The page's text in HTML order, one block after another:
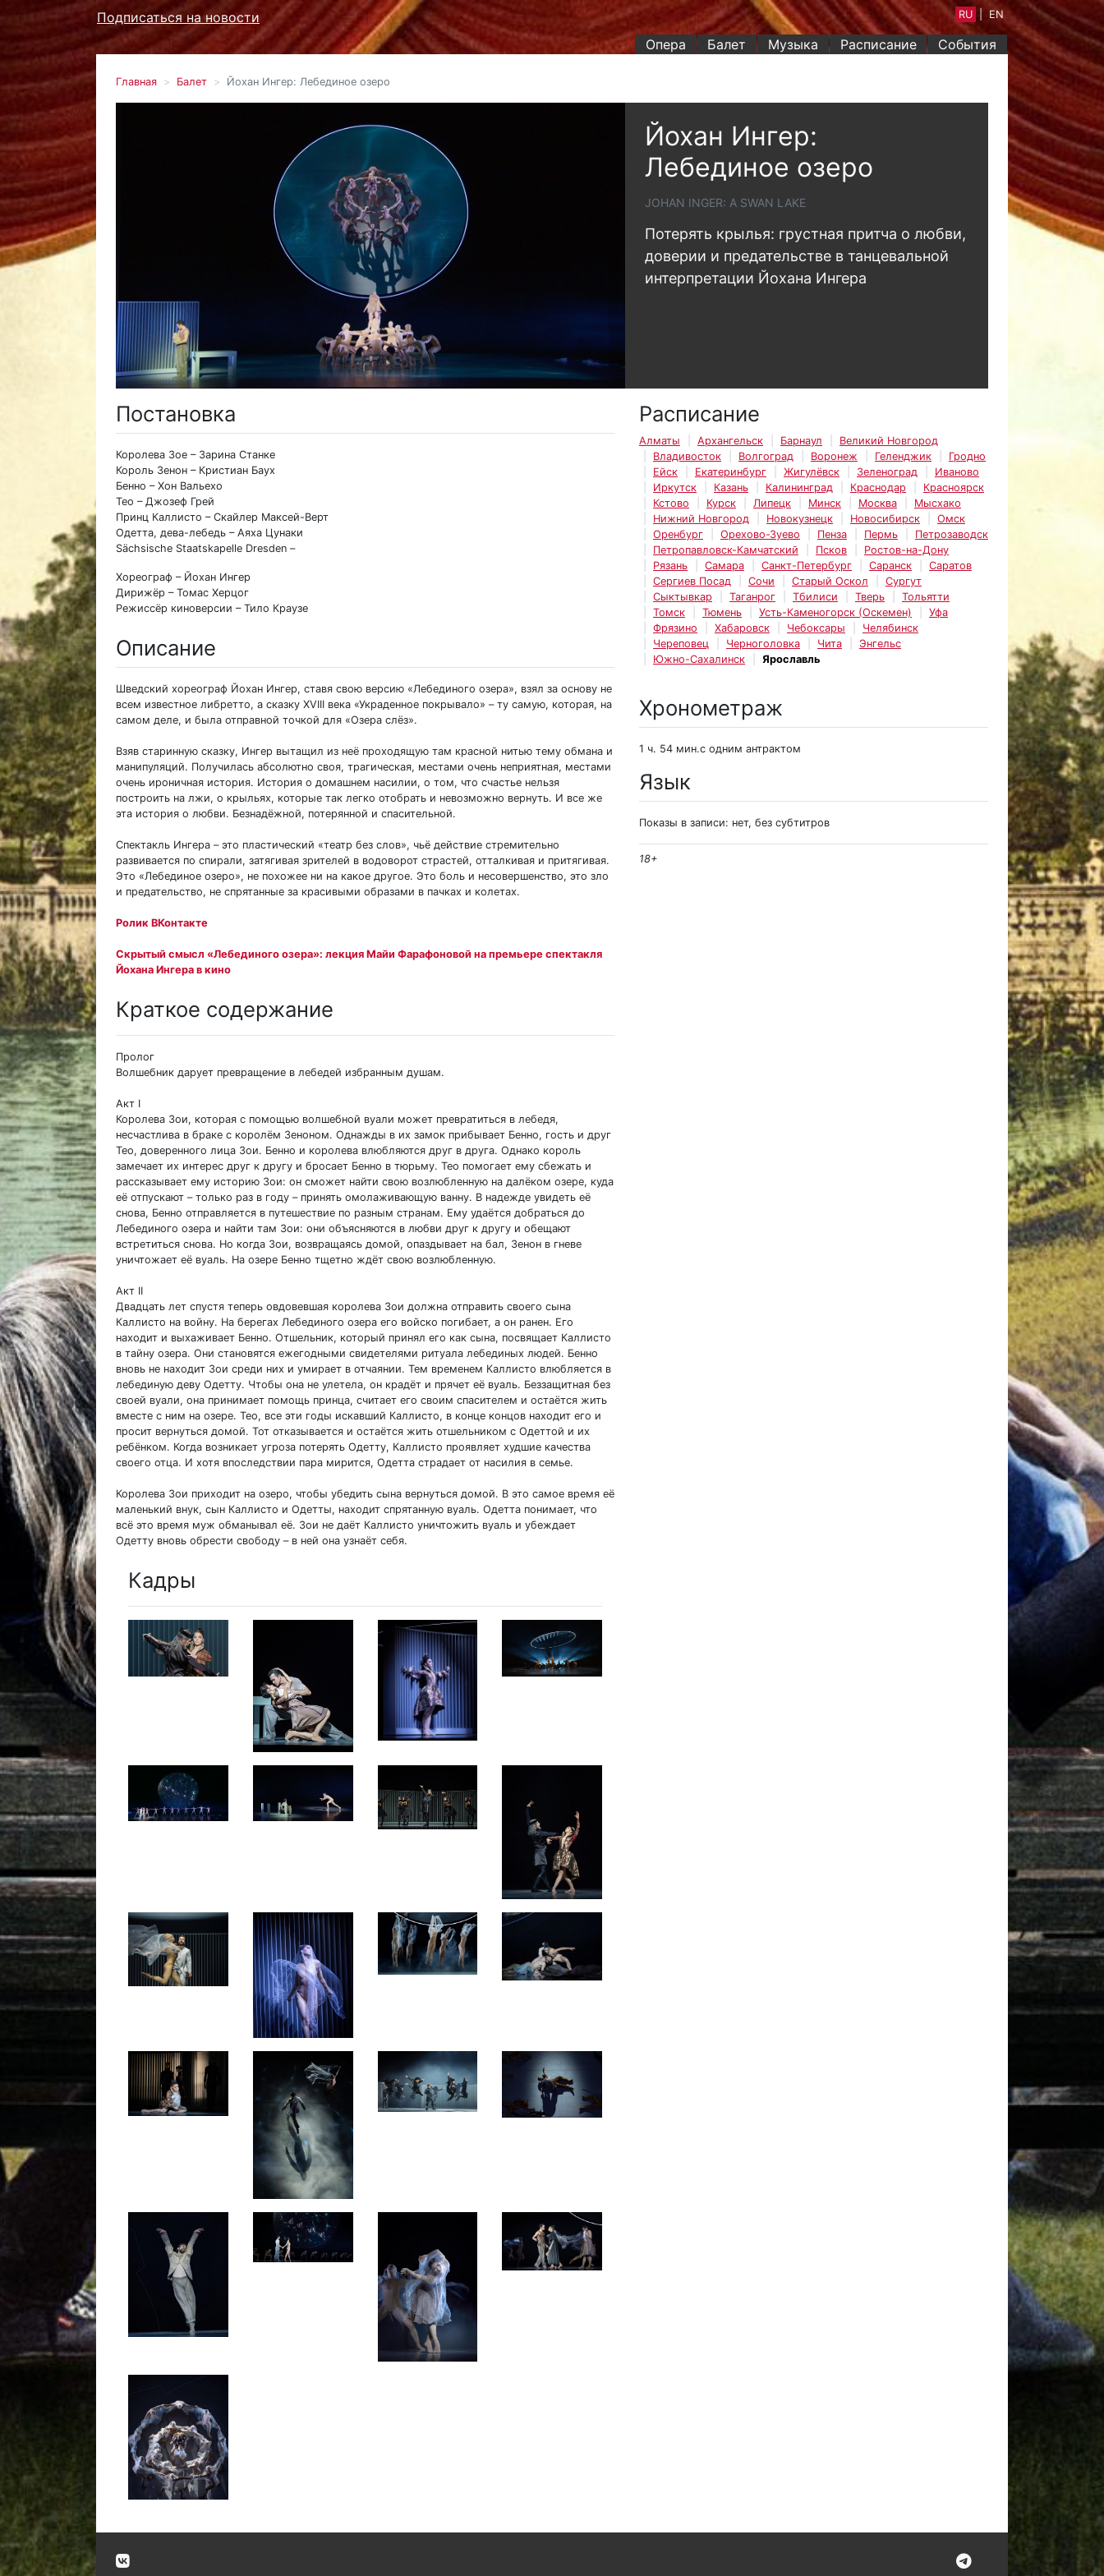
Опера Балет Музыка Расписание События
Подписаться на новости RU EN
Главная Балет Йохан Ингер: Лебединое озеро
Йохан Ингер:
Лебединое озеро
JOHAN INGER: A SWAN LAKE
Потерять крылья: грустная притча о любви,
доверии и предательстве в танцевальной
интерпретации Йохана Ингера
Постановка
Королева Зое – Зарина Станке
Король Зенон – Кристиан Баух
Бенно – Хон Вальехо
Тео – Джозеф Грей
Принц Каллисто – Скайлер Максей-Верт
Одетта, дева-лебедь – Аяха Цунаки
Sächsische Staatskapelle Dresden –
Хореограф – Йохан Ингер
Дирижёр – Томас Херцог
Режиссёр киноверсии – Тило Краузе
Описание
Шведский хореограф Йохан Ингер, ставя свою версию «Лебединого озера», взял за основу не
всем известное либретто, а сказку XVIII века «Украденное покрывало» – ту самую, которая, на
самом деле, и была отправной точкой для «Озера слёз».
Взяв старинную сказку, Ингер вытащил из неё проходящую там красной нитью тему обмана и
манипуляций. Получилась абсолютно своя, трагическая, местами очень неприятная, местами
очень ироничная история. История о домашнем насилии, о том, что счастье нельзя
построить на лжи, о крыльях, которые так легко отобрать и невозможно вернуть. И все же
эта история о любви. Безнадёжной, потерянной и спасительной.
Спектакль Ингера – это пластический «театр без слов», чьё действие стремительно
развивается по спирали, затягивая зрителей в водоворот страстей, отталкивая и притягивая.
Это «Лебединое озеро», не похожее ни на какое другое. Это боль и несовершенство, это зло
и предательство, не спрятанные за красивыми образами в пачках и колетах.
Ролик ВКонтакте
Скрытый смысл «Лебединого озера»: лекция Майи Фарафоновой на премьере спектакля
Йохана Ингера в кино
Краткое содержание
Пролог
Волшебник дарует превращение в лебедей избранным душам.
Акт I
Королева Зои, которая с помощью волшебной вуали может превратиться в лебедя,
несчастлива в браке с королём Зеноном. Однажды в их замок прибывает Бенно, гость и друг
Тео, доверенного лица Зои. Бенно и королева влюбляются друг в друга. Однако король
замечает их интерес друг к другу и бросает Бенно в тюрьму. Тео помогает ему сбежать и
рассказывает ему историю Зои: он сможет найти свою возлюбленную на далёком озере, куда
её отпускают – только раз в году – принять омолаживающую ванну. В надежде увидеть её
снова, Бенно отправляется в путешествие по разным странам. Ему удаётся добраться до
Лебединого озера и найти там Зои: они объясняются в любви друг к другу и обещают
встретиться снова. Но когда Зои, возвращаясь домой, опаздывает на бал, Зенон в гневе
уничтожает её вуаль. На озере Бенно тщетно ждёт свою возлюбленную.
Акт II
Двадцать лет спустя теперь овдовевшая королева Зои должна отправить своего сына
Каллисто на войну. На берегах Лебединого озера его войско погибает, а он ранен. Его
находит и выхаживает Бенно. Отшельник, который принял его как сына, посвящает Каллисто
в тайну озера. Они становятся ежегодными свидетелями ритуала лебединых людей. Бенно
вновь не находит Зои среди них и умирает в отчаянии. Тем временем Каллисто влюбляется в
лебединую деву Одетту. Чтобы она не улетела, он крадёт и прячет её вуаль. Беззащитная без
своей вуали, она принимает помощь принца, считает его своим спасителем и остаётся жить
вместе с ним на озере. Тео, все эти годы искавший Каллисто, в конце концов находит его и
просит вернуться домой. Тот отказывается и остаётся жить отшельником с Одеттой и их
ребёнком. Когда возникает угроза потерять Одетту, Каллисто проявляет худшие качества
своего отца. И хотя впоследствии пара мирится, Одетта страдает от насилия в семье.
Королева Зои приходит на озеро, чтобы убедить сына вернуться домой. В это самое время её
маленький внук, сын Каллисто и Одетты, находит спрятанную вуаль. Одетта понимает, что
всё это время муж обманывал её. Зои не даёт Каллисто уничтожить вуаль и убеждает
Одетту вновь обрести свободу – в ней она узнаёт себя.
Кадры
Расписание
Алматы Архангельск Барнаул
Великий Новгород
Владивосток
Волгоград Воронеж Геленджик
Гродно
Ейск
Екатеринбург Жигулёвск Зеленоград
Иваново
Иркутск
Казань Калининград Краснодар
Красноярск
Кстово
Курск Липецк Минск Москва
Мысхако
Нижний Новгород
Новокузнецк Новосибирск
Омск
Оренбург
Орехово-Зуево Пенза Пермь
Петрозаводск
Петропавловск-Камчатский
Псков
Ростов-на-Дону
Рязань
Самара Санкт-Петербург Саранск
Саратов
Сергиев Посад
Сочи Старый Оскол
Сургут
Сыктывкар
Таганрог Тбилиси Тверь
Тольятти
Томск
Тюмень Усть-Каменогорск (Оскемен)
Уфа
Фрязино
Хабаровск Чебоксары
Челябинск
Череповец
Черноголовка Чита
Энгельс
Южно-Сахалинск
Ярославль
Хронометраж
1 ч. 54 мин.с одним антрактом
Язык
Показы в записи: нет, без субтитров
18+